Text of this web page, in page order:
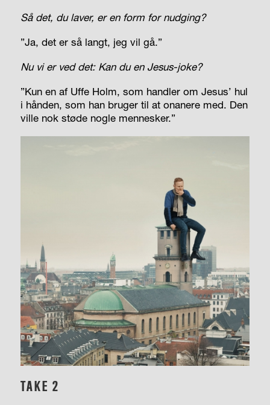
Så det, du laver, er en form for nudging?
”Ja, det er så langt, jeg vil gå.”
Nu vi er ved det: Kan du en Jesus-joke?
”Kun en af Uffe Holm, som handler om Jesus’ hul
i hånden, som han bruger til at onanere med. Den
ville nok støde nogle mennesker.”
TAKE 2